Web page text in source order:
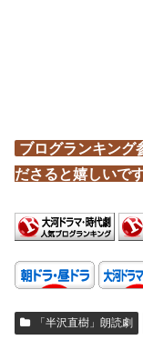
ブログランキング
ださると嬉しいで
「半沢直樹」朗読劇